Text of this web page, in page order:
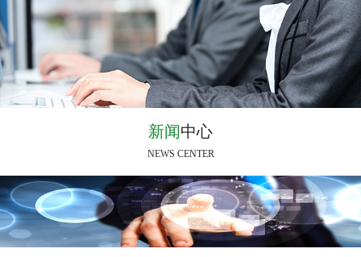
新闻中心
NEWS CENTER